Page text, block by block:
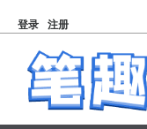
登录 注册